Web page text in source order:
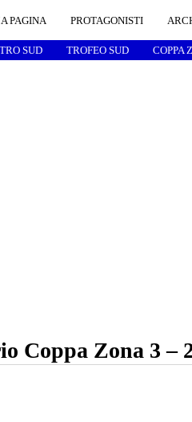
PAGINA PROTAGONISTI
SUD TROFEO SUD COPPA
Coppa Zona 3 –